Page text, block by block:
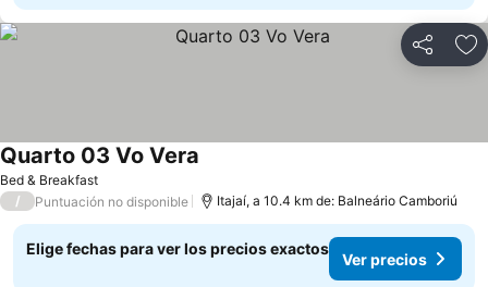
Compartir
Bed & Breakfast
Quarto 03 Vo Vera
/ Puntuación no disponible Itajaí, a 10.4 km de: Balneário Camboriú
Elige fechas para ver los precios exactos
Ver precios